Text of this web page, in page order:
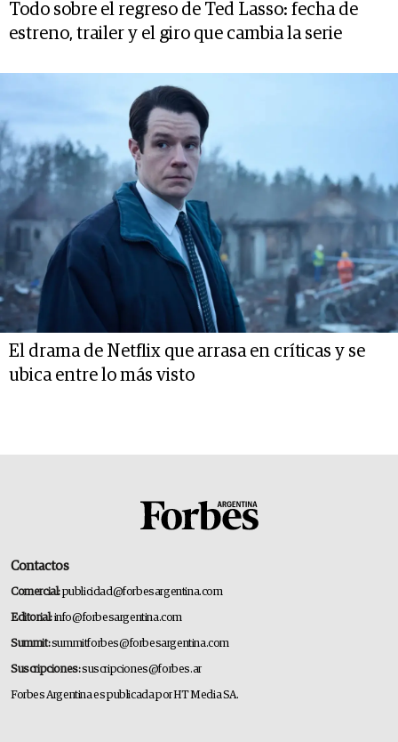
Todo sobre el regreso de Ted Lasso: fecha de
estreno, trailer y el giro que cambia la serie
El drama de Netflix que arrasa en críticas y se
ubica entre lo más visto
Contactos
Comercial:publicidad@forbesargentina.com
Editorial:info@forbesargentina.com
Summit:summitforbes@forbesargentina.com
Suscripciones:suscripciones@forbes.ar
Forbes Argentina es publicada por HT Media SA.